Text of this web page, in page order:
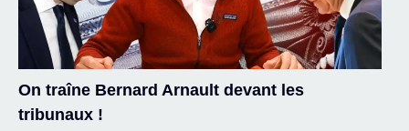
On traîne Bernard Arnault devant les
tribunaux !